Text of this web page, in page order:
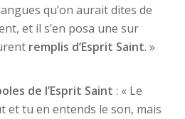
qu’on aurait dites de
et il s’en posa une sur
remplis d’Esprit Saint. »
de l’Esprit Saint : « Le
et tu en entends le son, mais